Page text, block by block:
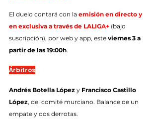
El duelo contará con la emisión en directo y
en exclusiva a través de LALIGA+ (bajo
suscripción), por web y app, este viernes 3 a
partir de las 19:00h.
Árbitros
Andrés Botella López y Francisco Castillo
López, del comité murciano. Balance de un
empate y dos derrotas.